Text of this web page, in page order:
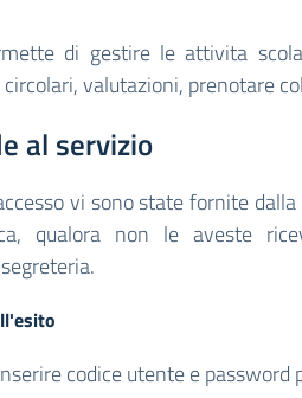
di gestire le attivita
valutazioni, prenotare
al servizio
vi sono state fornite
qualora non le aveste
codice utente e password